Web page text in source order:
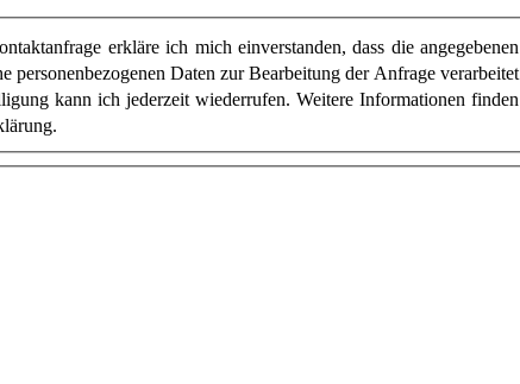
erkläre ich mich einverstanden, dass die angegebenen
personenbezogenen Daten zur Bearbeitung der Anfrage verarbeitet
kann ich jederzeit wiederrufen. Weitere Informationen finden